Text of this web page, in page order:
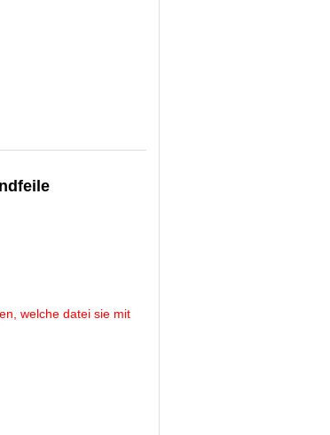
welche datei sie mit